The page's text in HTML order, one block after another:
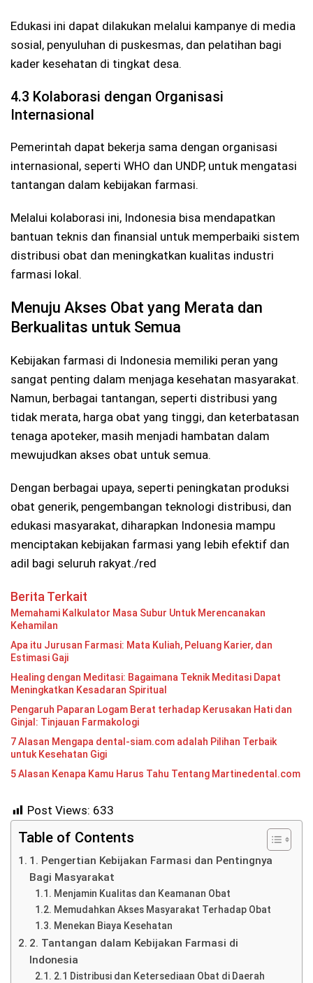
Edukasi ini dapat dilakukan melalui kampanye di media
sosial, penyuluhan di puskesmas, dan pelatihan bagi
kader kesehatan di tingkat desa.
4.3 Kolaborasi dengan Organisasi
Internasional
Pemerintah dapat bekerja sama dengan organisasi
internasional, seperti WHO dan UNDP, untuk mengatasi
tantangan dalam kebijakan farmasi.
Melalui kolaborasi ini, Indonesia bisa mendapatkan
bantuan teknis dan finansial untuk memperbaiki sistem
distribusi obat dan meningkatkan kualitas industri
farmasi lokal.
Menuju Akses Obat yang Merata dan
Berkualitas untuk Semua
Kebijakan farmasi di Indonesia memiliki peran yang
sangat penting dalam menjaga kesehatan masyarakat.
Namun, berbagai tantangan, seperti distribusi yang
tidak merata, harga obat yang tinggi, dan keterbatasan
tenaga apoteker, masih menjadi hambatan dalam
mewujudkan akses obat untuk semua.
Dengan berbagai upaya, seperti peningkatan produksi
obat generik, pengembangan teknologi distribusi, dan
edukasi masyarakat, diharapkan Indonesia mampu
menciptakan kebijakan farmasi yang lebih efektif dan
adil bagi seluruh rakyat./red
Berita Terkait
Memahami Kalkulator Masa Subur Untuk Merencanakan
Kehamilan
Apa itu Jurusan Farmasi: Mata Kuliah, Peluang Karier, dan
Estimasi Gaji
Healing dengan Meditasi: Bagaimana Teknik Meditasi Dapat
Meningkatkan Kesadaran Spiritual
Pengaruh Paparan Logam Berat terhadap Kerusakan Hati dan
Ginjal: Tinjauan Farmakologi
7 Alasan Mengapa dental-siam.com adalah Pilihan Terbaik
untuk Kesehatan Gigi
5 Alasan Kenapa Kamu Harus Tahu Tentang Martinedental.com
Post Views: 633
Table of Contents
1. Pengertian Kebijakan Farmasi dan Pentingnya
Bagi Masyarakat
Menjamin Kualitas dan Keamanan Obat
Memudahkan Akses Masyarakat Terhadap Obat
Menekan Biaya Kesehatan
2. Tantangan dalam Kebijakan Farmasi di
Indonesia
2.1 Distribusi dan Ketersediaan Obat di Daerah